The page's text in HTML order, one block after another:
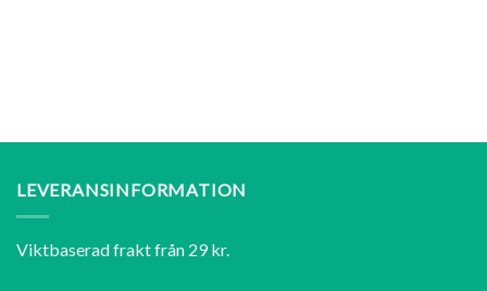
LEVERANSINFORMATION
Viktbaserad frakt från 29 kr.